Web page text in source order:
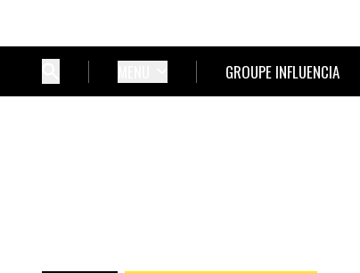
GROUPE INFLUENCIA